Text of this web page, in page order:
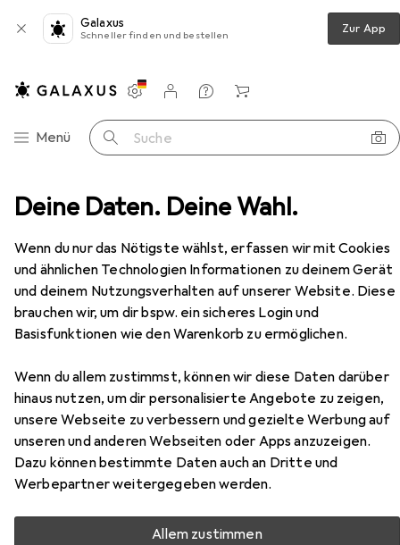
Deine Daten. Deine Wahl.
Wenn du nur das Nötigste wählst, erfassen wir mit Cookies
und ähnlichen Technologien Informationen zu deinem Gerät
und deinem Nutzungsverhalten auf unserer Website. Diese
brauchen wir, um dir bspw. ein sicheres Login und
Basisfunktionen wie den Warenkorb zu ermöglichen.
Wenn du allem zustimmst, können wir diese Daten darüber
hinaus nutzen, um dir personalisierte Angebote zu zeigen,
unsere Webseite zu verbessern und gezielte Werbung auf
unseren und anderen Webseiten oder Apps anzuzeigen.
Dazu können bestimmte Daten auch an Dritte und
Werbepartner weitergegeben werden.
Allem zustimmen
Galaxus
Schneller finden und bestellen Zur App
Navigation nach Kategorien
Menü Suche
Einstellungen
Kundenkonto
Vergleichslisten
Merklisten
Warenkorb
Mode Schuhe Boots + Stiefel Ecco Stiefel
EUR
136,14
Ecco Stiefel
6 Grössen
Hier findest du passendes Zubehör zum Produkt Ecco
Stiefel aus der Kategorie Schuhpflegemittel.
Relevanz
Produktliste